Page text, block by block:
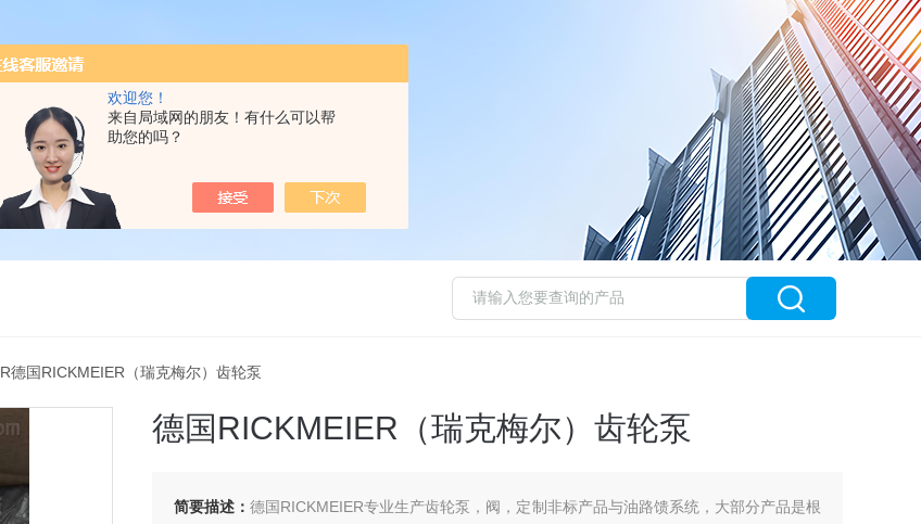
欢迎您！
来自局域网的朋友！有什么可以帮
助您的吗？
德国RICKMEIER（瑞克梅尔）齿轮泵
德国RICKMEIER（瑞克梅尔）齿轮泵
简要描述：德国RICKMEIER专业生产齿轮泵，阀，定制非标产品与油路馈系统，大部分产品是根